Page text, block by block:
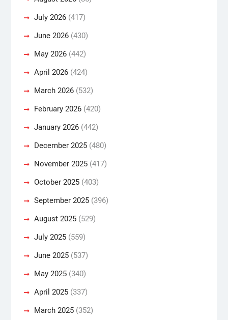
July 2026(417)
June 2026(430)
May 2026(442)
April 2026(424)
March 2026(532)
February 2026(420)
January 2026(442)
December 2025(480)
November 2025(417)
October 2025(403)
September 2025(396)
August 2025(529)
July 2025(559)
June 2025(537)
May 2025(340)
April 2025(337)
March 2025(352)